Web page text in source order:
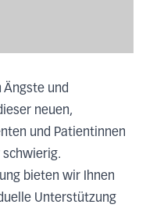
Ängste und
neuen,
und Patientinnen
schwierig.
bieten wir Ihnen
Unterstützung